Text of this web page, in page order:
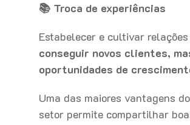
📚 Troca de experiências
Estabelecer e cultivar
conseguir novos clientes,
oportunidades de
Uma das maiores vantagens
setor permite compartilhar